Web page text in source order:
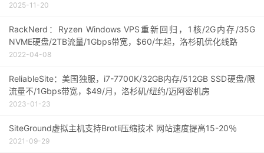
2025-11-20
RackNerd：Ryzen Windows VPS重新回归，1核/2G内存/35G
NVME硬盘/2TB流量/1Gbps带宽，$60/年起，洛杉矶优化线路
2022-04-08
ReliableSite：美国独服，i7-7700K/32GB内存/512GB SSD硬盘/限
流量不/1Gbps带宽，$49/月，洛杉矶/纽约/迈阿密机房
2023-01-23
SiteGround虚拟主机支持Brotli压缩技术 网站速度提高15-20％
2021-09-29